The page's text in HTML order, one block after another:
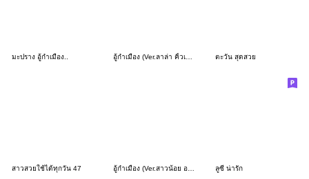
มะปราง อู้กำเมือง.. อู้กำเมือง (Ver.ลาล่า คิ้วเกิร์ล) ตะวัน สุดสวย
สาวสวยใช้ได้ทุกวัน 47 ลูซี่ น่ารัก